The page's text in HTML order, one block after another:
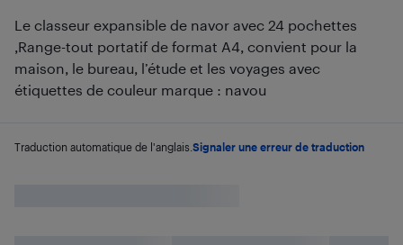
Le classeur expansible de navor avec 24 pochettes
,Range-tout portatif de format A4, convient pour la
maison, le bureau, l’étude et les voyages avec
étiquettes de couleur marque : navou
Traduction automatique de l'anglais. Signaler une erreur de traduction